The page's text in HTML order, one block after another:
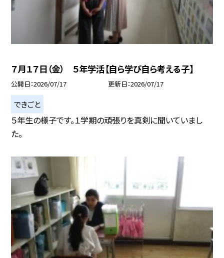
７月１７日（金） ５年学活【自ら学び自ら考える子】
公開日 2026/07/17 更新日 2026/07/17
できごと
５年生の様子です。１学期の頑張りを真剣に聞いていまし
た。